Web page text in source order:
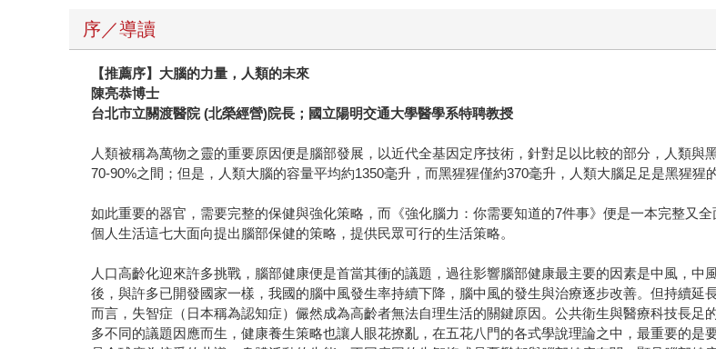
序／導讀
【推薦序】大腦的力量，人類的未來
陳亮恭博士
台北市立關渡醫院 (北榮經營)院長；國立陽明交通大學醫學系特聘教授
人類被稱為萬物之靈的重要原因便是腦部發展，以近代全基因定序技術，針對足以比較的部分，人類
70-90%之間；但是，人類大腦的容量平均約1350毫升，而黑猩猩僅約370毫升，人類大腦足足是黑猩猩
如此重要的器官，需要完整的保健與強化策略，而《強化腦力：你需要知道的7件事》便是一本完整又
個人生活這七大面向提出腦部保健的策略，提供民眾可行的生活策略。
人口高齡化迎來許多挑戰，腦部健康便是首當其衝的議題，過往影響腦部健康最主要的因素是中風，
後，與許多已開發國家一樣，我國的腦中風發生率持續下降，腦中風的發生與治療逐步改善。但持續
而言，失智症（日本稱為認知症）儼然成為高齡者無法自理生活的關鍵原因。公共衛生與醫療科技長
多不同的議題因應而生，健康養生策略也讓人眼花撩亂，在五花八門的各式學說理論之中，最重要的